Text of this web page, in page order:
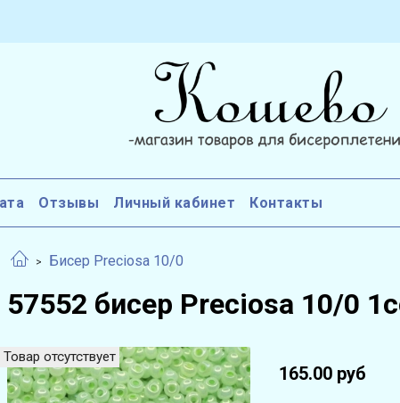
Отзывы Личный кабинет Контакты
Бисер Preciosa 10/0
57552 бисер Preciosa 10/0
Товар отсутствует
165.00 руб